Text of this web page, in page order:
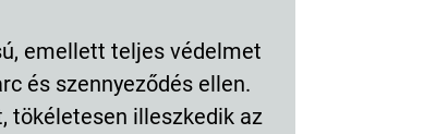
emellett teljes védelmet
és szennyeződés ellen.
tökéletesen illeszkedik az